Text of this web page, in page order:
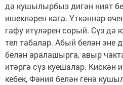
дә кушылырбыз дигән ният
ишекләрен кага. Үткәннәр
гафу итүләрен сорый. Сүз дә
тел табалар. Абый белән эне
белән аралашырга, авыр
итәргә сүз куешалар. Кискән
кебек, Фәния белән генә